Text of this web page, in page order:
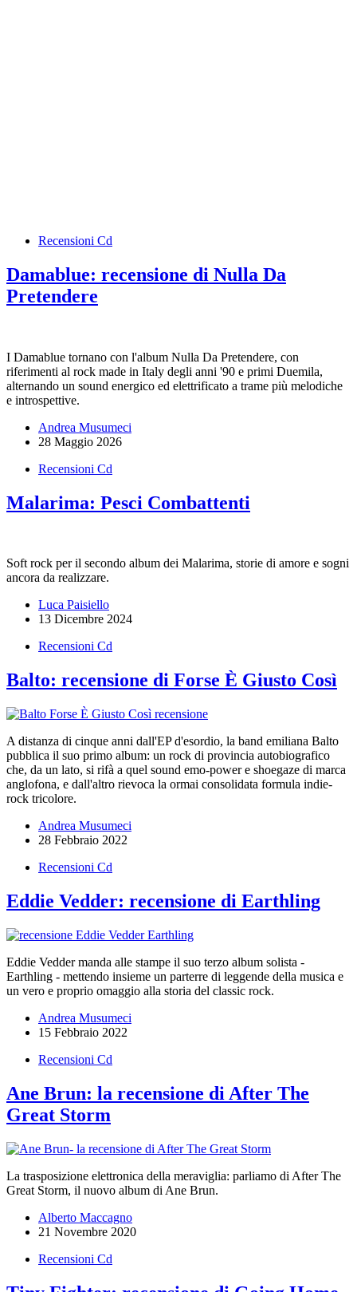
Recensioni Cd
Damablue: recensione di Nulla Da
Pretendere
I Damablue tornano con l'album Nulla Da Pretendere, con
riferimenti al rock made in Italy degli anni '90 e primi Duemila,
alternando un sound energico ed elettrificato a trame più melodiche
e introspettive.
Andrea Musumeci
28 Maggio 2026
Recensioni Cd
Malarima: Pesci Combattenti
Soft rock per il secondo album dei Malarima, storie di amore e sogni
ancora da realizzare.
Luca Paisiello
13 Dicembre 2024
Recensioni Cd
Balto: recensione di Forse È Giusto Così
A distanza di cinque anni dall'EP d'esordio, la band emiliana Balto
pubblica il suo primo album: un rock di provincia autobiografico
che, da un lato, si rifà a quel sound emo-power e shoegaze di marca
anglofona, e dall'altro rievoca la ormai consolidata formula indie-
rock tricolore.
Andrea Musumeci
28 Febbraio 2022
Recensioni Cd
Eddie Vedder: recensione di Earthling
Eddie Vedder manda alle stampe il suo terzo album solista -
Earthling - mettendo insieme un parterre di leggende della musica e
un vero e proprio omaggio alla storia del classic rock.
Andrea Musumeci
15 Febbraio 2022
Recensioni Cd
Ane Brun: la recensione di After The
Great Storm
La trasposizione elettronica della meraviglia: parliamo di After The
Great Storm, il nuovo album di Ane Brun.
Alberto Maccagno
21 Novembre 2020
Recensioni Cd